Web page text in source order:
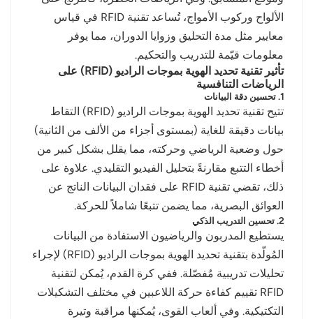
الألواح وركوب الأمواج، تُساعد تقنية RFID في قياس
معايير مثل مدة التحليق وزوايا الدوران، مما يوفر
معلومات قيّمة للتدريب والتحكيم.
تأثير تقنية تحديد الهوية بموجات الراديو (RFID) على
الرياضات التنافسية
1. تحسين دقة البيانات
تتيح تقنية تحديد الهوية بموجات الراديو (RFID) التقاط
بيانات دقيقة للغاية (بمستوى أجزاء من الألف من الثانية)
حول وضعية الرياضي وحركته، مما يقلل بشكل كبير من
أخطاء التتبع مقارنةً بتحليل الفيديو التقليدي. علاوة على
ذلك، تقضي تقنية RFID على فقدان البيانات الناتج عن
العوائق البصرية، مما يضمن تتبعًا شاملاً للحركة.
2. تحسين التدريب الذكي
يستطيع المدربون والرياضيون الاستفادة من البيانات
المُولّدة بتقنية تحديد الهوية بموجات الراديو (RFID) لإجراء
تحليلات تدريبية مُفصّلة. ففي كرة القدم، يُمكن لتقنية
RFID تقييم كفاءة حركة اللاعبين في مختلف التشكيلات
التكتيكية. وفي ألعاب القوى، يُمكنها مراقبة وتيرة